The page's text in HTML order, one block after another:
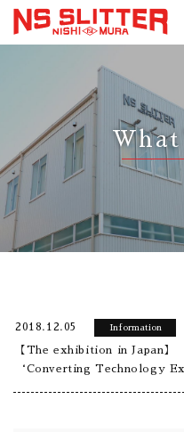
2018.12.05 Information
【The exhibition in Japan
‘Converting Technology